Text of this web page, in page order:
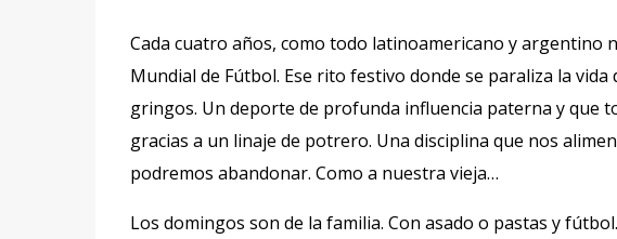
Cada cuatro años, como todo latinoamericano y argentino
Mundial de Fútbol. Ese rito festivo donde se paraliza la
gringos. Un deporte de profunda influencia paterna y que
gracias a un linaje de potrero. Una disciplina que nos
podremos abandonar. Como a nuestra vieja…
Los domingos son de la familia. Con asado o pastas y